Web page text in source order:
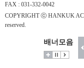
FAX : 031-332-0042
COPYRIGHT ⓒ HANKUK
reserved.
배너모음